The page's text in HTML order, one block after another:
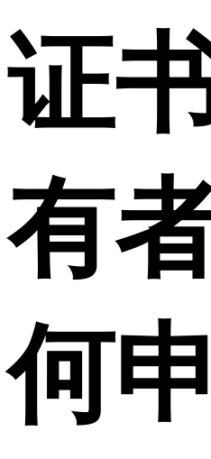
证
有
何